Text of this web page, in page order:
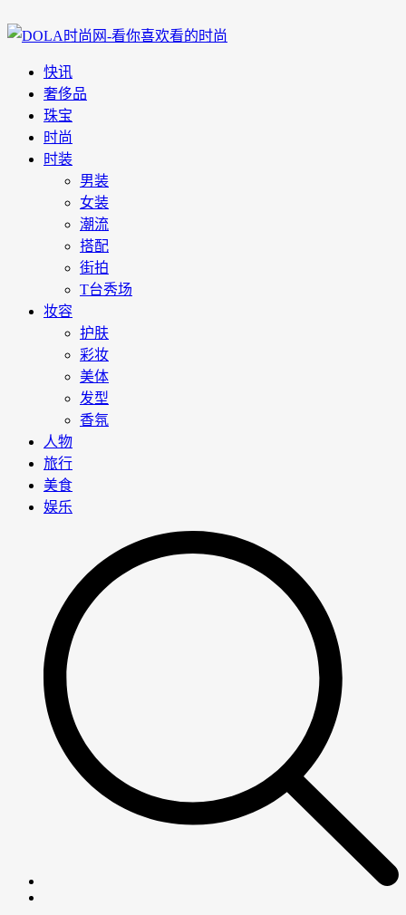
快讯
奢侈品
珠宝
时尚
时装
男装
女装
潮流
搭配
街拍
T台秀场
妆容
护肤
彩妆
美体
发型
香氛
人物
旅行
美食
娱乐